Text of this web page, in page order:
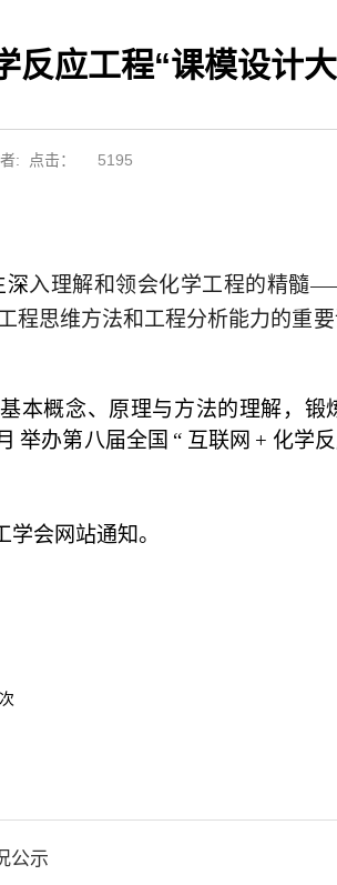
反应工程“课模设计
: 点击： 5195
深入理解和领会化学工程的精髓
程思维方法和工程分析能力的重
基本概念、原理与方法的理解，
举办第八届全国 “ 互联网 + 化学
会网站通知。
次
公示